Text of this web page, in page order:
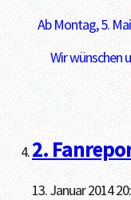
Ab Montag, 5.
Wir wünschen
2.
13. Januar 2014